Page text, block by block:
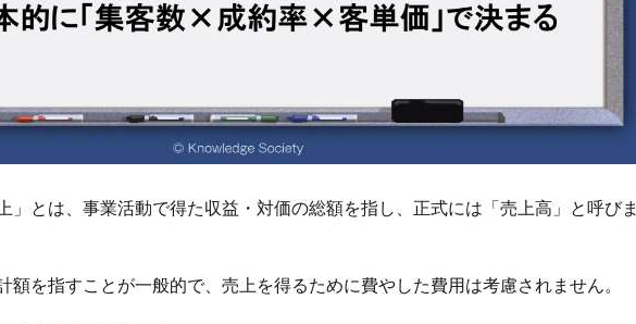
」とは、事業活動で得た収益・対価の総額を指し、正式には「売上高」と呼びま
額を指すことが一般的で、売上を得るために費やした費用は考慮されません。